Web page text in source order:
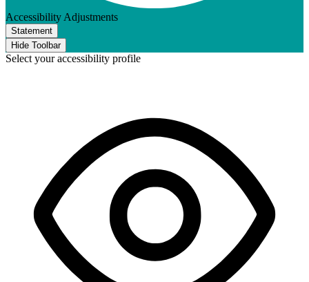
Accessibility Adjustments
Statement
Hide Toolbar
Select your accessibility profile